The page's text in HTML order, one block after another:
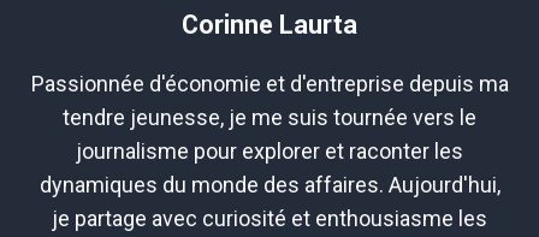
Corinne Laurta
Passionnée d'économie et d'entreprise depuis ma
tendre jeunesse, je me suis tournée vers le
journalisme pour explorer et raconter les
dynamiques du monde des affaires. Aujourd'hui,
je partage avec curiosité et enthousiasme les